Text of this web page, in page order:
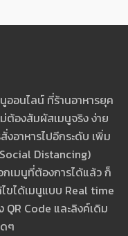
อนไลน์ ที่ร้านอาหารยุค
ต้องสัมผัสเมนูจริง ง่าย
งอาหารไปอีกระดับ เพิ่ม
Distancing)
กเมนูที่ต้องการได้แล้ว ก็
ขได้เมนูแบบ Real time
Code และลิงค์เดิม
ๆ